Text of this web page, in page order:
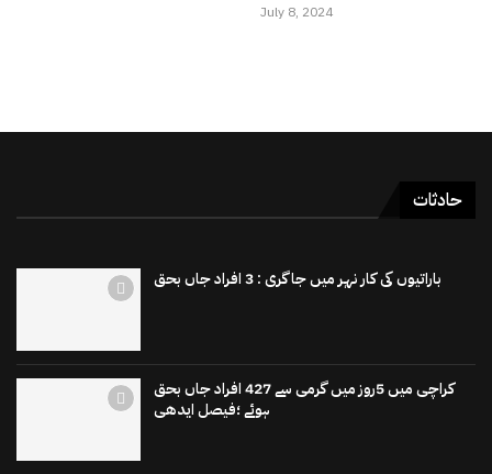
July 8, 2024
حادثات
باراتیوں کی کار نہر میں جاگری : 3 افراد جاں بحق
کراچی میں 5روز میں گرمی سے 427 افراد جاں بحق
ہوئے ؛فیصل ایدھی